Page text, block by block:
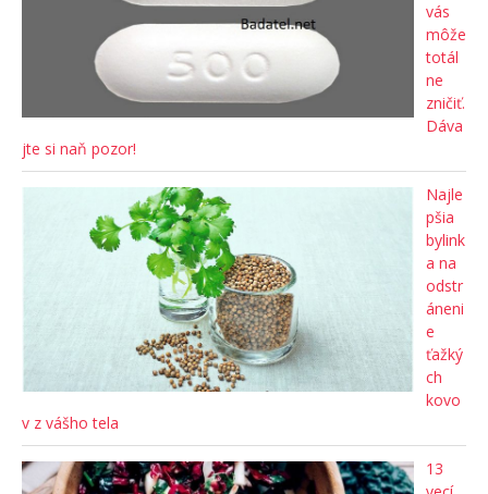
vás
môže
totál
ne
zničiť.
Dáva
jte si naň pozor!
Najle
pšia
bylink
a na
odstr
áneni
e
ťažký
ch
kovo
v z vášho tela
13